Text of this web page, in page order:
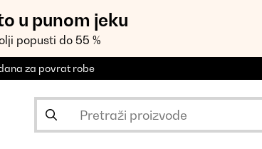
u punom jeku
popusti do 55 %
za povrat robe